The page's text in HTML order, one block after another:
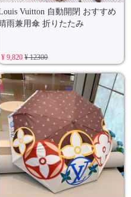
Vuitton 自動開閉 おすすめ
雨兼用傘 折りたたみ
¥ 9,820¥ 12300